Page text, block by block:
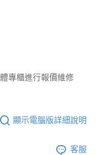
專櫃進行報價維修
顯示電腦版詳細說明
客服